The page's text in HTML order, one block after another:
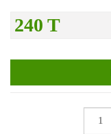
240 T